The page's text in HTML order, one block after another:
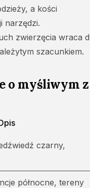
a kości
narzędzi.
zwierzęcia wraca
szacunkiem.
o myśliwym z
czarny,
północne, tereny